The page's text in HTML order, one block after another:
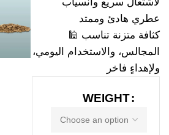
عطري هادئ وممتد
🕌 كثافة متزنة تناسب
المجالس، والاستخدام اليومي،
ولإهداءٍ فاخر
WEIGHT